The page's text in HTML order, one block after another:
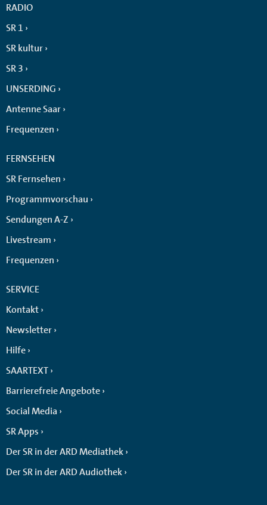
RADIO
SR 1
SR kultur
SR 3
UNSERDING
Antenne Saar
Frequenzen
FERNSEHEN
SR Fernsehen
Programmvorschau
Sendungen A-Z
Livestream
Frequenzen
SERVICE
Kontakt
Newsletter
Hilfe
SAARTEXT
Barrierefreie Angebote
Social Media
SR Apps
Der SR in der ARD Mediathek
Der SR in der ARD Audiothek